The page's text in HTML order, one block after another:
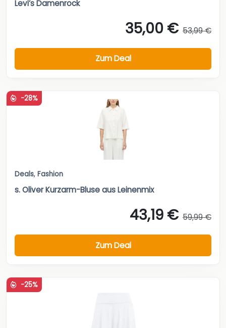
Levi’s Damenrock
35,00 € 53,99 €
Zum Deal
-28%
Deals, Fashion
s. Oliver Kurzarm-Bluse aus Leinenmix
43,19 € 59,99 €
Zum Deal
-25%